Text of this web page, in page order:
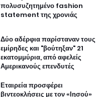
πολυσυζητημένο fashion
statement της χρονιάς
Δύο αδέρφια παρίσταναν τους
εμίρηδες και "βούτηξαν" 21
εκατομμύρια, από αφελείς
Αμερικανούς επενδυτές
Εταιρεία προσφέρει
βιντεοκλήσεις με τον «Ιησού»